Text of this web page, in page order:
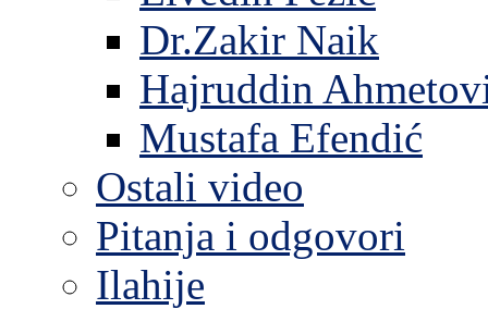
Dr.Zakir Naik
Hajruddin
Mustafa Efendić
Ostali video
Pitanja i odgovori
Ilahije